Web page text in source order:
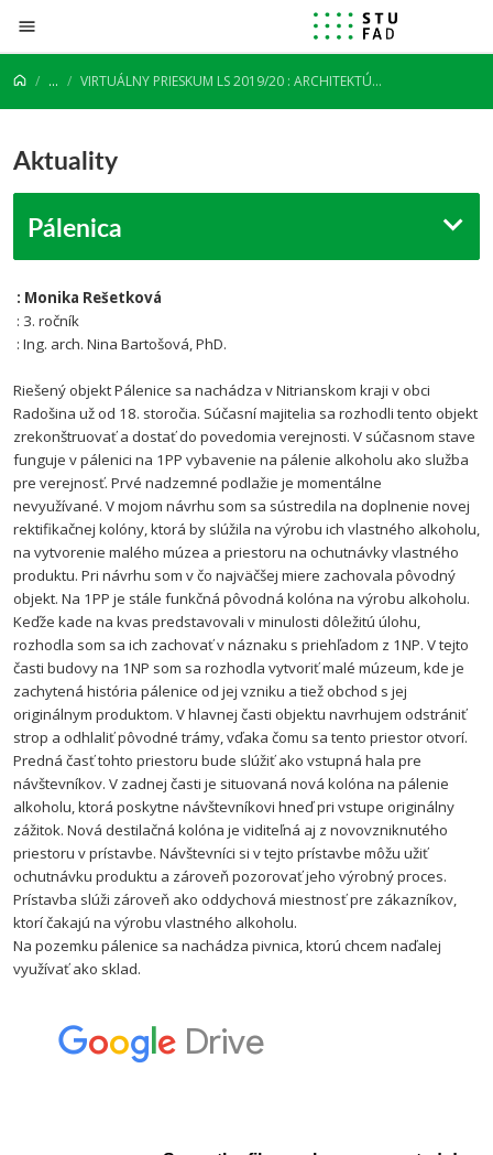
Prejsť na obsah
... VIRTUÁLNY PRIESKUM LS 2019/20 : ARCHITEKTÚRA : URBANIZMUS : 3. ROČNÍK
Aktuality
Pálenica
: Monika Rešetková
: 3. ročník
: Ing. arch. Nina Bartošová, PhD.
Riešený objekt Pálenice sa nachádza v Nitrianskom kraji v obci
Radošina už od 18. storočia. Súčasní majitelia sa rozhodli tento objekt
zrekonštruovať a dostať do povedomia verejnosti. V súčasnom stave
funguje v pálenici na 1PP vybavenie na pálenie alkoholu ako služba
pre verejnosť. Prvé nadzemné podlažie je momentálne
nevyužívané. V mojom návrhu som sa sústredila na doplnenie novej
rektifikačnej kolóny, ktorá by slúžila na výrobu ich vlastného alkoholu,
na vytvorenie malého múzea a priestoru na ochutnávky vlastného
produktu. Pri návrhu som v čo najväčšej miere zachovala pôvodný
objekt. Na 1PP je stále funkčná pôvodná kolóna na výrobu alkoholu.
Keďže kade na kvas predstavovali v minulosti dôležitú úlohu,
rozhodla som sa ich zachovať v náznaku s priehľadom z 1NP. V tejto
časti budovy na 1NP som sa rozhodla vytvoriť malé múzeum, kde je
zachytená história pálenice od jej vzniku a tiež obchod s jej
originálnym produktom. V hlavnej časti objektu navrhujem odstrániť
strop a odhlaliť pôvodné trámy, vďaka čomu sa tento priestor otvorí.
Predná časť tohto priestoru bude slúžiť ako vstupná hala pre
návštevníkov. V zadnej časti je situovaná nová kolóna na pálenie
alkoholu, ktorá poskytne návštevníkovi hneď pri vstupe originálny
zážitok. Nová destilačná kolóna je viditeľná aj z novovzniknutého
priestoru v prístavbe. Návštevníci si v tejto prístavbe môžu užiť
ochutnávku produktu a zároveň pozorovať jeho výrobný proces.
Prístavba slúži zároveň ako oddychová miestnosť pre zákazníkov,
ktorí čakajú na výrobu vlastného alkoholu.
Na pozemku pálenice sa nachádza pivnica, ktorú chcem naďalej
využívať ako sklad.